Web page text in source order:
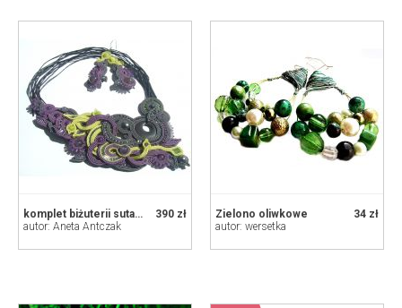
390 zł
komplet biżuterii sutasz
autor: Aneta Antczak
34 zł
Zielono oliwkowe
autor: wersetka